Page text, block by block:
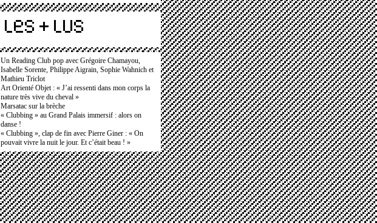
Un Reading Club pop avec Grégoire Chamayou,
Isabelle Sorente, Philippe Aigrain, Sophie Wahnich et
Mathieu Triclot
Art Orienté Objet : « J’ai ressenti dans mon corps la
nature très vive du cheval »
Marsatac sur la brèche
« Clubbing » au Grand Palais immersif : alors on
danse !
« Clubbing », clap de fin avec Pierre Giner : « On
pouvait vivre la nuit le jour. Et c’était beau ! »